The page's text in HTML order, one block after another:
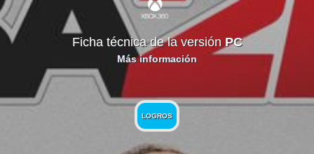
Ficha técnica de la versión PC
Más información
LOGROS